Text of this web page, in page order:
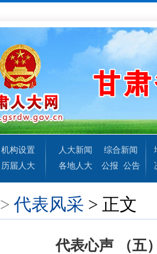
机构设置
历届人大
人大新闻
综合新闻
各地人大
公报 公告
> 代表风采 > 正文
代表心声 （五